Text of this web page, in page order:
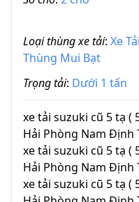
Loại thùng xe tải: Xe Tải
Thùng Mui Bạt
Trọng tải: Dưới 1 tấn
xe tải suzuki cũ 5 tạ (
Hải Phòng Nam Định
xe tải suzuki cũ 5 tạ (
Hải Phòng Nam Định
xe tải suzuki cũ 5 tạ (